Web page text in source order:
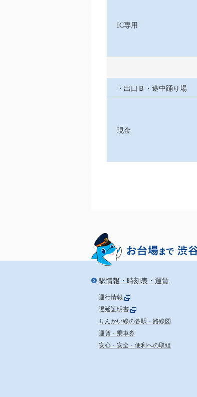
IC専用
・出口Ｂ・途中踊り場
現金
駅情報・時刻表・運賃
運行情報
遅延証明書
りんかい線の各駅・路線図
運賃・乗車券
安心・安全・便利への取組